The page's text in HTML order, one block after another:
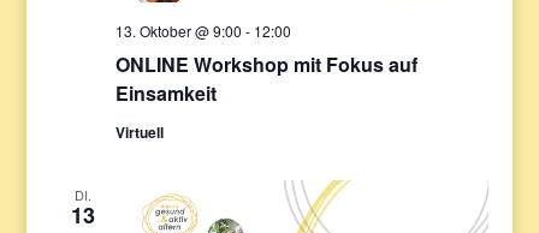
ONLINE Workshop mit Fokus auf
Einsamkeit
13. Oktober @ 9:00 - 12:00
Virtuell
DI.
13